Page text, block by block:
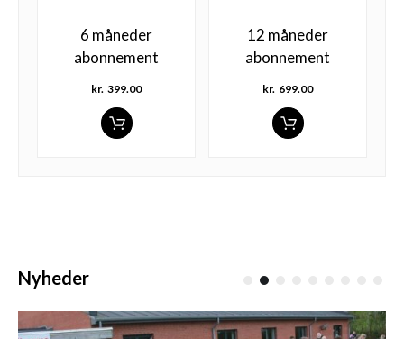
6 måneder
abonnement
kr. 399.00
12 måneder
abonnement
kr. 699.00
Nyheder